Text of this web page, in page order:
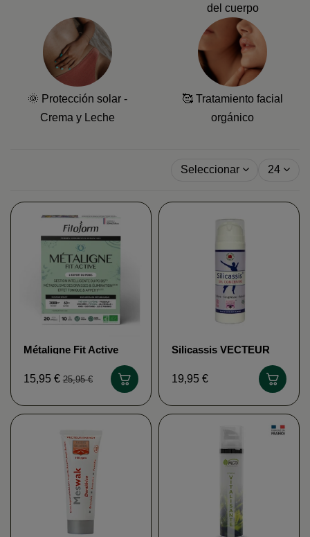
del cuerpo
🌞 Protección solar -
Crema y Leche
🥰 Tratamiento facial
orgánico
Seleccionar 24
Métaligne Fit Active
15,95 €25,95 €
Silicassis VECTEUR
19,95 €